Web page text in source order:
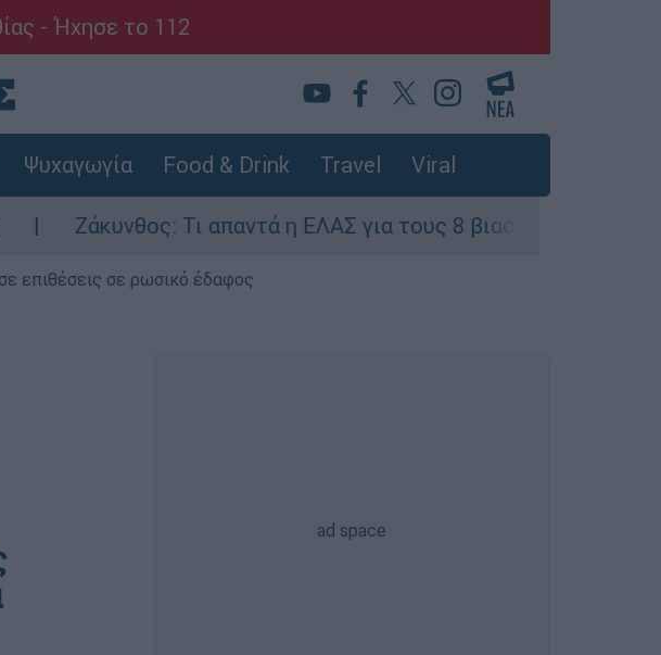
- Ήχησε το 112
Ψυχαγωγία Food & Drink Travel Viral
Τι απαντά η ΕΛΑΣ για τους 8 βιασμούς τουριστριών -
επιθέσεις σε ρωσικό έδαφος